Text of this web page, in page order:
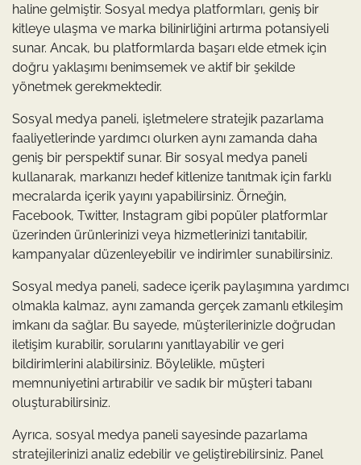
haline gelmiştir. Sosyal medya platformları, geniş bir
kitleye ulaşma ve marka bilinirliğini artırma potansiyeli
sunar. Ancak, bu platformlarda başarı elde etmek için
doğru yaklaşımı benimsemek ve aktif bir şekilde
yönetmek gerekmektedir.
Sosyal medya paneli, işletmelere stratejik pazarlama
faaliyetlerinde yardımcı olurken aynı zamanda daha
geniş bir perspektif sunar. Bir sosyal medya paneli
kullanarak, markanızı hedef kitlenize tanıtmak için farklı
mecralarda içerik yayını yapabilirsiniz. Örneğin,
Facebook, Twitter, Instagram gibi popüler platformlar
üzerinden ürünlerinizi veya hizmetlerinizi tanıtabilir,
kampanyalar düzenleyebilir ve indirimler sunabilirsiniz.
Sosyal medya paneli, sadece içerik paylaşımına yardımcı
olmakla kalmaz, aynı zamanda gerçek zamanlı etkileşim
imkanı da sağlar. Bu sayede, müşterilerinizle doğrudan
iletişim kurabilir, sorularını yanıtlayabilir ve geri
bildirimlerini alabilirsiniz. Böylelikle, müşteri
memnuniyetini artırabilir ve sadık bir müşteri tabanı
oluşturabilirsiniz.
Ayrıca, sosyal medya paneli sayesinde pazarlama
stratejilerinizi analiz edebilir ve geliştirebilirsiniz. Panel